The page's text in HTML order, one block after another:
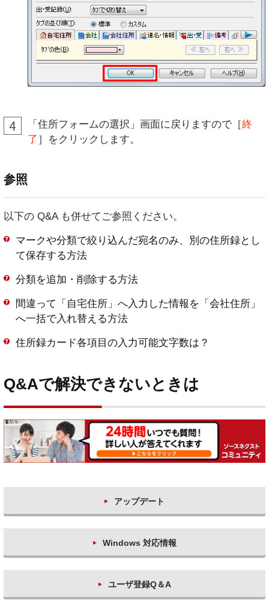
「住所フォームの選択」画面に戻りますので［終
了 ］をクリックします。
参照
以下の Q&A も併せてご参照ください。
マークや分類で絞り込んだ宛名のみ、別の住所録とし
て保存する方法
分類を追加・削除する方法
間違って「自宅住所」へ入力した情報を「会社住所」
へ一括で入れ替える方法
住所録カード各項目の入力可能文字数は？
Q&Aで解決できないときは
アップデート
Windows 対応情報
ユーザ登録Q＆A